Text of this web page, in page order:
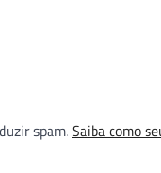
spam.Saiba como